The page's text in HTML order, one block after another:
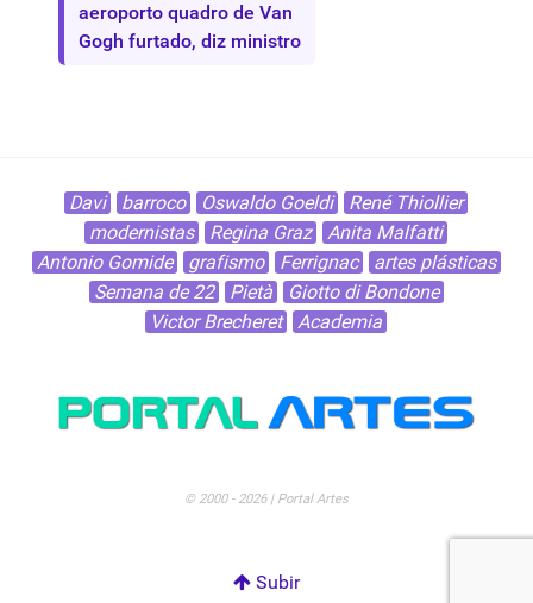
aeroporto quadro de Van
Gogh furtado, diz ministro
Davi barroco Oswaldo Goeldi
René Thiollier
modernistas
Regina Graz
Anita Malfatti
Antonio Gomide
grafismo Ferrignac
artes plásticas
Semana de 22
Pietà
Giotto di Bondone
Victor Brecheret
Academia
© 2000 - 2026 | Portal Artes
Subir